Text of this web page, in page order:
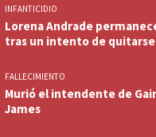
INFANTICIDIO
Lorena Andrade
tras un intento de quitarse
FALLECIMIENTO
Murió el intendente de
James